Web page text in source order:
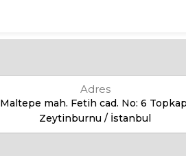
Adres
Maltepe mah. Fetih cad. No: 6
Zeytinburnu / İstanbul